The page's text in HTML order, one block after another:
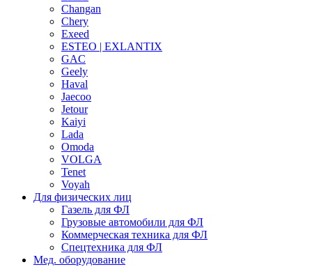
Changan
Chery
Exeed
ESTEO | EXLANTIX
GAC
Geely
Haval
Jaecoo
Jetour
Kaiyi
Lada
Omoda
VOLGA
Tenet
Voyah
Для физических лиц
Газель для ФЛ
Грузовые автомобили для ФЛ
Коммерческая техника для ФЛ
Спецтехника для ФЛ
Мед. оборудование